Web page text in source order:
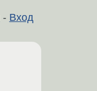
- Вход